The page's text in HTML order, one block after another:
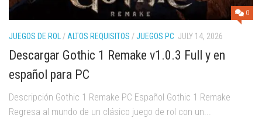
0
JUEGOS DE ROL / ALTOS REQUISITOS /JUEGOS PC JULY 14, 2026
Descargar Gothic 1 Remake v1.0.3 Full y en
español para PC
Descripción Gothic 1 Remake PC Español Gothic 1 Remake
Regresa al mundo de un clásico juego de rol con un...